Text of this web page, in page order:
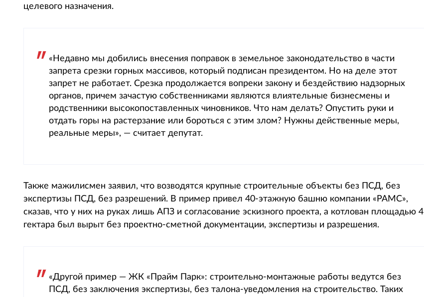
целевого назначения.
«Недавно мы добились внесения поправок в земельное законодательство в части
запрета срезки горных массивов, который подписан президентом. Но на деле этот
запрет не работает. Срезка продолжается вопреки закону и бездействию надзорных
органов, причем зачастую собственниками являются влиятельные бизнесмены и
родственники высокопоставленных чиновников. Что нам делать? Опустить руки и
отдать горы на растерзание или бороться с этим злом? Нужны действенные меры,
реальные меры», — считает депутат.
Также мажилисмен заявил, что возводятся крупные строительные объекты без ПСД, без
экспертизы ПСД, без разрешений. В пример привел 40-этажную башню компании «РАМС»,
сказав, что у них на руках лишь АПЗ и согласование эскизного проекта, а котлован площадью 4
гектара был вырыт без проектно-сметной документации, экспертизы и разрешения.
«Другой пример — ЖК «Прайм Парк»: строительно-монтажные работы ведутся без
ПСД, без заключения экспертизы, без талона-уведомления на строительство. Таких